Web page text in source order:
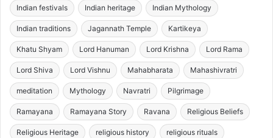
Indian festivals Indian heritage Indian Mythology
Indian traditions Jagannath Temple Kartikeya
Khatu Shyam Lord Hanuman Lord Krishna Lord Rama
Lord Shiva Lord Vishnu Mahabharata Mahashivratri
meditation Mythology Navratri Pilgrimage
Ramayana Ramayana Story Ravana Religious Beliefs
Religious Heritage religious history religious rituals